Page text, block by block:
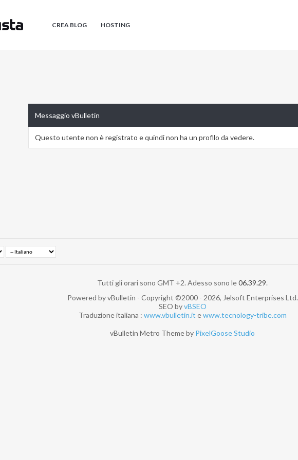
CREA BLOG HOSTING
Messaggio vBulletin
Questo utente non è registrato e quindi non ha un profilo da vedere.
Tutti gli orari sono GMT +2. Adesso sono le06.39.29.
Powered by vBulletin - Copyright ©2000 - 2026, Jelsoft Enterprises Ltd.
SEO byvBSEO
Traduzione italiana : www.vbulletin.it ewww.tecnology-tribe.com
vBulletin Metro Theme by PixelGoose Studio